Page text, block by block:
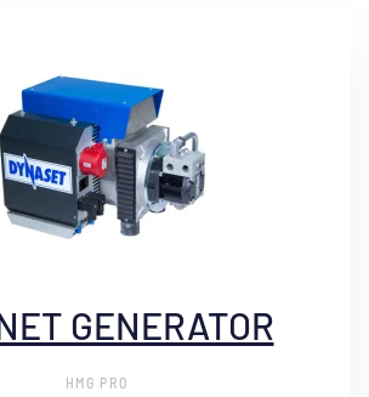
GENERATOR
HMG PRO